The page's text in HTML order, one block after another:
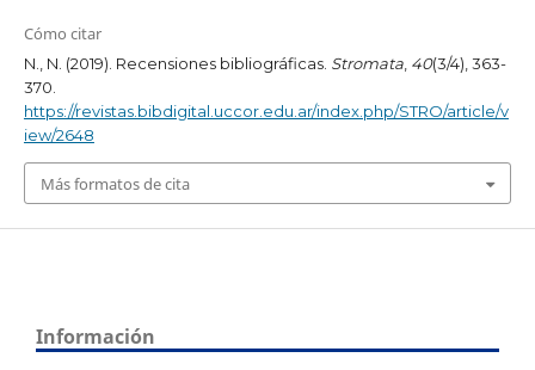
Cómo citar
N., N. (2019). Recensiones bibliográficas. Stromata, 40(3/4), 363-
370.
https://revistas.bibdigital.uccor.edu.ar/index.php/STRO/article/v
iew/2648
Más formatos de cita
Información